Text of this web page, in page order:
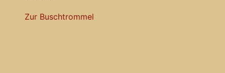
Zur Buschtrommel